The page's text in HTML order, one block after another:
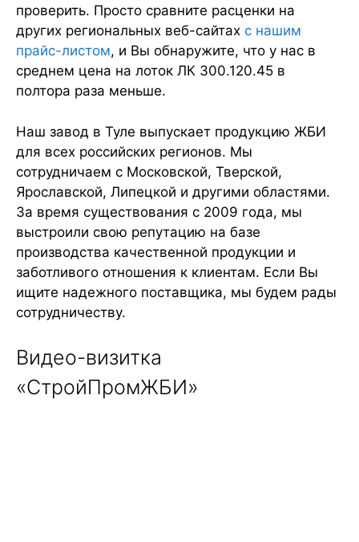
проверить. Просто сравните расценки на
других региональных веб-сайтах с нашим
прайс-листом, и Вы обнаружите, что у нас в
среднем цена на лоток ЛК 300.120.45 в
полтора раза меньше.
Наш завод в Туле выпускает продукцию ЖБИ
для всех российских регионов. Мы
сотрудничаем с Московской, Тверской,
Ярославской, Липецкой и другими областями.
За время существования с 2009 года, мы
выстроили свою репутацию на базе
производства качественной продукции и
заботливого отношения к клиентам. Если Вы
ищите надежного поставщика, мы будем рады
сотрудничеству.
Видео-визитка
«СтройПромЖБИ»